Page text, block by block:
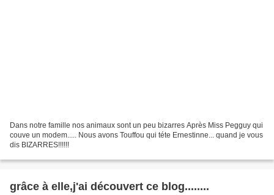
Dans notre famille nos animaux sont un peu bizarres Après Miss Pegguy qui
couve un modem..... Nous avons Touffou qui téte Ernestinne... quand je vous
dis BIZARRES!!!!!!
grâce à elle,j'ai découvert ce blog........